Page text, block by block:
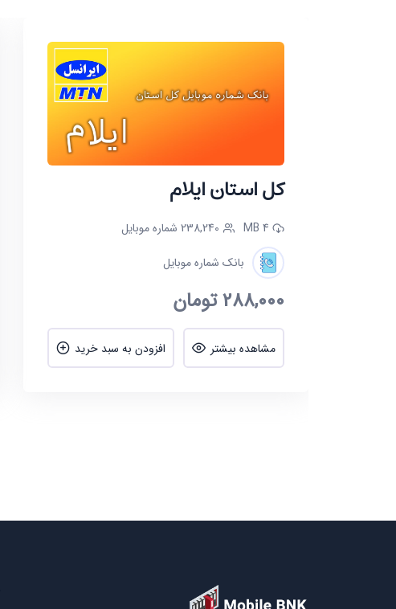
کل استان ایلام
4 MB
238,240 شماره موبایل
بانک شماره موبایل
288,000تومان
مشاهده بیشتر افزودن به سبد خرید